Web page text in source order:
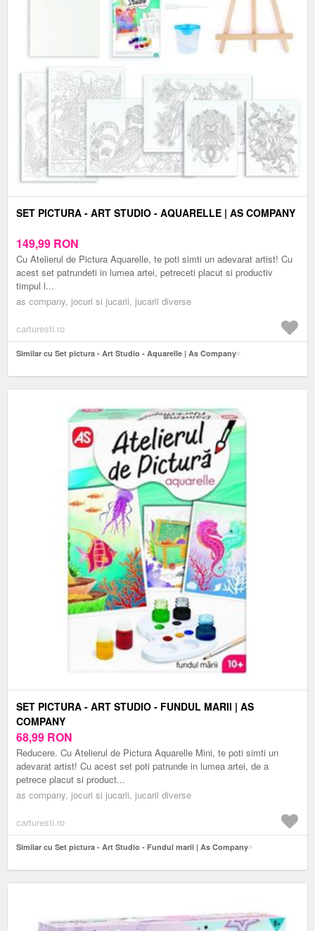
SET PICTURA - ART STUDIO - AQUARELLE | AS COMPANY
149,99 RON
Cu Atelierul de Pictura Aquarelle, te poti simti un adevarat artist! Cu
acest set patrundeti in lumea artei, petreceti placut si productiv
timpul l...
as company, jocuri si jucarii, jucarii diverse
carturesti.ro
Similar cu Set pictura - Art Studio - Aquarelle | As Company
SET PICTURA - ART STUDIO - FUNDUL MARII | AS
COMPANY
68,99 RON
Reducere. Cu Atelierul de Pictura Aquarelle Mini, te poti simti un
adevarat artist! Cu acest set poti patrunde in lumea artei, de a
petrece placut si product...
as company, jocuri si jucarii, jucarii diverse
carturesti.ro
Similar cu Set pictura - Art Studio - Fundul marii | As Company